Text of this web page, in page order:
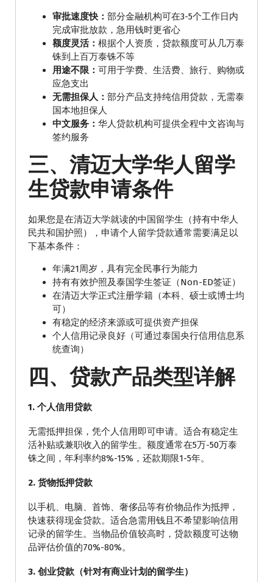
审批速度快： 部分金融机构可在3-5个工作日内
完成审批放款，急用钱时更省心
额度灵活： 根据个人资质，贷款额度可从几万泰
铢到上百万泰铢不等
用途不限： 可用于学费、生活费、旅行、购物或
应急支出
无需担保人： 部分产品支持纯信用贷款，无需泰
国本地担保人
中文服务： 华人贷款机构可提供全程中文咨询与
签约服务
三、清迈大学华人留学
生贷款申请条件
如果您是在清迈大学就读的中国留学生（持有中华人
民共和国护照），申请个人留学贷款通常需要满足以
下基本条件：
年满21周岁，具有完全民事行为能力
持有有效护照及泰国学生签证（Non-ED签证）
在清迈大学正式注册学籍（本科、硕士或博士均
可）
有稳定的经济来源或可提供资产担保
个人信用记录良好（可通过泰国央行信用信息系
统查询）
四、贷款产品类型详解
1. 个人信用贷款
无需抵押担保，凭个人信用即可申请。适合有稳定生
活补贴或兼职收入的留学生。额度通常在5万-50万泰
铢之间，年利率约8%-15%，还款期限1-5年。
2. 货物抵押贷款
以手机、电脑、首饰、奢侈品等有价物品作为抵押，
快速获得现金贷款。适合急需用钱且不希望影响信用
记录的留学生。当物品价值较高时，贷款额度可达物
品评估价值的70%-80%。
3. 创业贷款（针对有商业计划的留学生）